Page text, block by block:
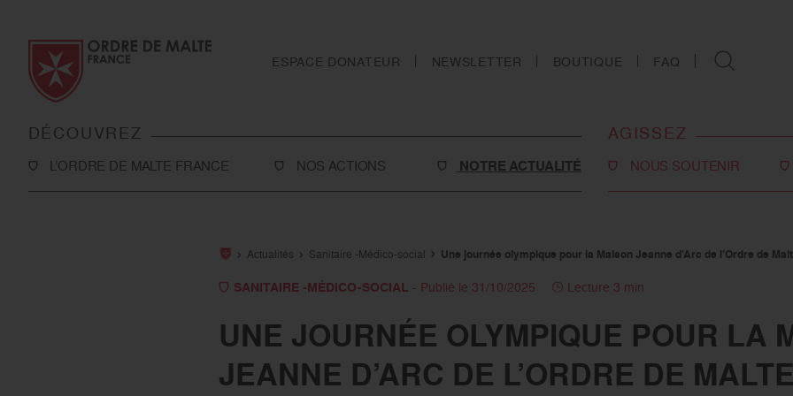
ESPACE DONATEUR NEWSLETTER BOUTIQUE FAQ
DÉCOUVREZ
L’ORDRE DE MALTE FRANCE
NOS ACTIONS
Toutes nos actions
NOTRE ACTUALITÉ
AGISSEZ
NOUS SOUTENIR
assurances-vie
Tous les moyens de nous
soutenir
Actualités Sanitaire -Médico-social Une journée olympique pour la Maison Jeanne d’Arc de l’Ordre de
SANITAIRE -MÉDICO-SOCIAL - Publié le 31/10/2025 Lecture 3 min
UNE JOURNÉE OLYMPIQUE POUR LA
JEANNE D’ARC DE L’ORDRE DE